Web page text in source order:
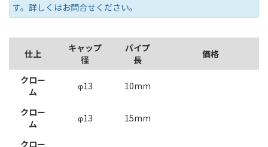
す。詳しくはお問合せください。
仕上
キャップ
径
パイプ
長
価格
クロー
ム
φ13 10mm
クロー
ム
φ13 15mm
クロー